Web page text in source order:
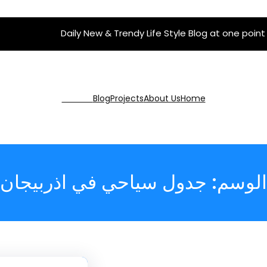
Daily New & Trendy Life Style Blog at one point
Home
About Us
Projects
Blog
الوسم: جدول سياحي في اذربيجان